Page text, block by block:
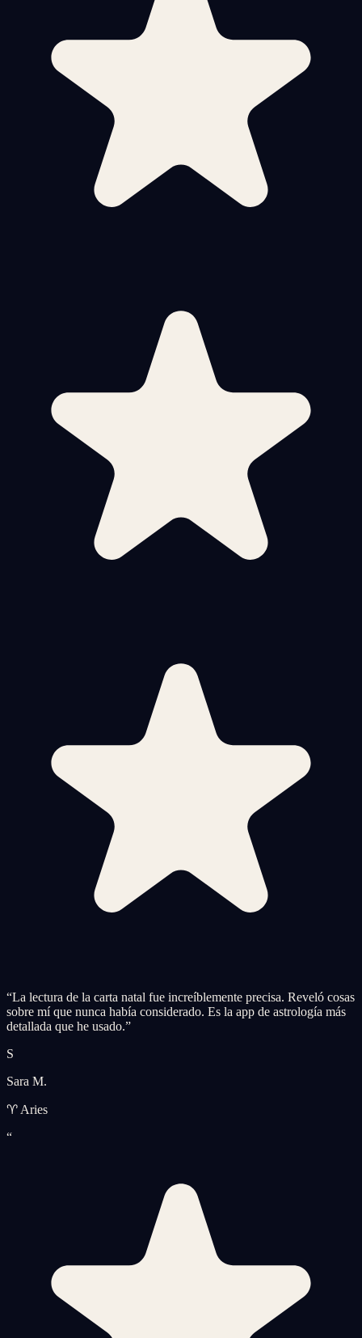
“La lectura de la carta natal fue increíblemente precisa. Reveló cosas
sobre mí que nunca había considerado. Es la app de astrología más
detallada que he usado.”
S
Sara M.
♈ Aries
“